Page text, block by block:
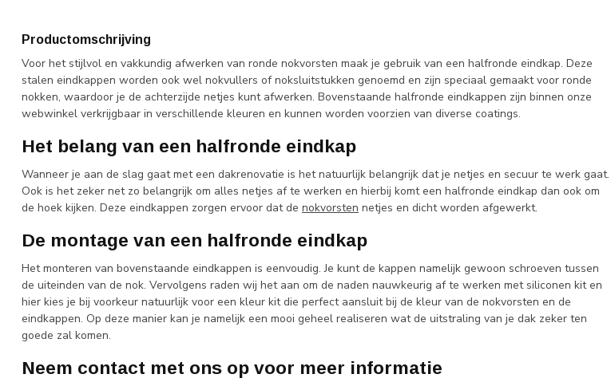
Productomschrijving
Voor het stijlvol en vakkundig afwerken van ronde nokvorsten maak je gebruik van een halfronde eindkap. Deze
stalen eindkappen worden ook wel nokvullers of noksluitstukken genoemd en zijn speciaal gemaakt voor ronde
nokken, waardoor je de achterzijde netjes kunt afwerken. Bovenstaande halfronde eindkappen zijn binnen onze
webwinkel verkrijgbaar in verschillende kleuren en kunnen worden voorzien van diverse coatings.
Het belang van een halfronde eindkap
Wanneer je aan de slag gaat met een dakrenovatie is het natuurlijk belangrijk dat je netjes en secuur te werk gaat.
Ook is het zeker net zo belangrijk om alles netjes af te werken en hierbij komt een halfronde eindkap dan ook om
de hoek kijken. Deze eindkappen zorgen ervoor dat de nokvorsten netjes en dicht worden afgewerkt.
De montage van een halfronde eindkap
Het monteren van bovenstaande eindkappen is eenvoudig. Je kunt de kappen namelijk gewoon schroeven tussen
de uiteinden van de nok. Vervolgens raden wij het aan om de naden nauwkeurig af te werken met siliconen kit en
hier kies je bij voorkeur natuurlijk voor een kleur kit die perfect aansluit bij de kleur van de nokvorsten en de
eindkappen. Op deze manier kan je namelijk een mooi geheel realiseren wat de uitstraling van je dak zeker ten
goede zal komen.
Neem contact met ons op voor meer informatie